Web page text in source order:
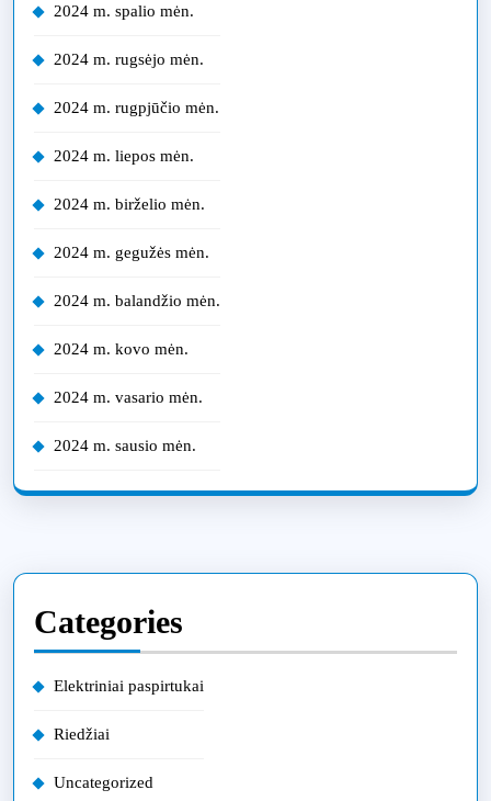
2024 m. spalio mėn.
2024 m. rugsėjo mėn.
2024 m. rugpjūčio mėn.
2024 m. liepos mėn.
2024 m. birželio mėn.
2024 m. gegužės mėn.
2024 m. balandžio mėn.
2024 m. kovo mėn.
2024 m. vasario mėn.
2024 m. sausio mėn.
Categories
Elektriniai paspirtukai
Riedžiai
Uncategorized